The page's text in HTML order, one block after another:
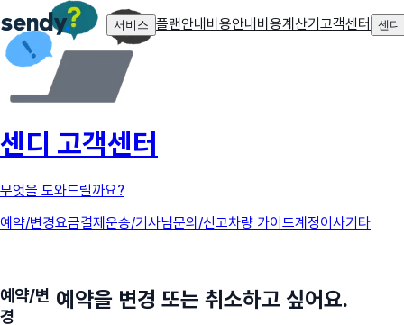
서비스 플랜안내비용안내비용계산기고객센터 센디
센디 고객센터
무엇을 도와드릴까요?
예약/변경요금결제운송/기사님문의/신고차량 가이드계정이사기타
예약/변
경
예약을 변경 또는 취소하고 싶어요.